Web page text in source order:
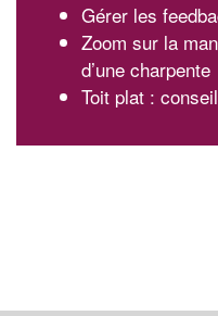
Gérer les
Zoom sur la
d’une charpente
Toit plat :